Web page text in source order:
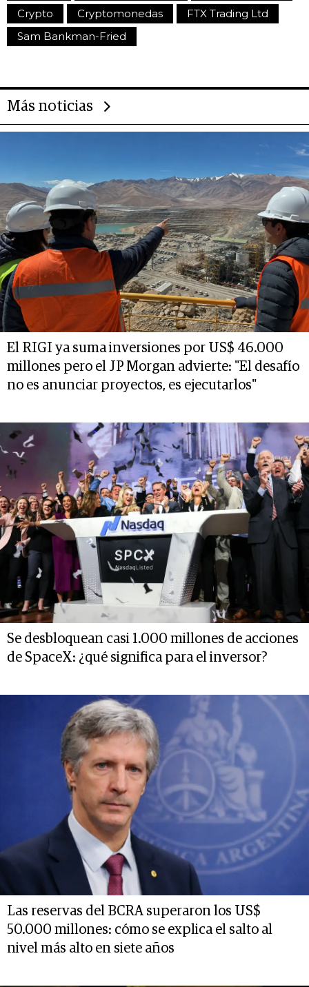
Crypto Cryptomonedas
FTX Trading Ltd
Sam Bankman-Fried
Más noticias
El RIGI ya suma inversiones por US$ 46.000
millones pero el JP Morgan advierte: "El desafío
no es anunciar proyectos, es ejecutarlos"
Se desbloquean casi 1.000 millones de acciones
de SpaceX: ¿qué significa para el inversor?
Las reservas del BCRA superaron los US$
50.000 millones: cómo se explica el salto al
nivel más alto en siete años